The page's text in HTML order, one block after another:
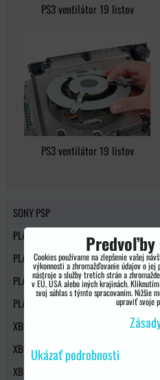
PS3 ventilátor 19 listov
PS3 ventilátor 19 listov
SONY PSP
PLAYSTATION 2
PLAYSTATION 3
PLAYSTATION 4
PLAYSTATION 5
XBOX 360
XBOX 360 SLIM
XBOX ONE
Cookies používame na zlepšenie vašej
výkonnosti a zhromažďovanie údajov o
nástroje a služby tretích strán a
v EÚ, USA alebo iných krajinách.
svoj súhlas s týmto spracovaním. Nižšie
upraviť svoje
Ukázať podrobnosti